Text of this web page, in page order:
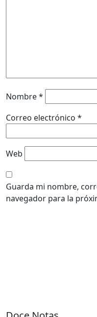
Nombre*
Correo electrónico *
Web
Guarda mi nombre,
navegador para la